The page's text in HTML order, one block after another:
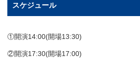
スケジュール
①開演14:00(開場13:30)
②開演17:30(開場17:00)